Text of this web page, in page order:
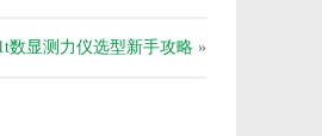
数显测力仪选型新手攻略 »